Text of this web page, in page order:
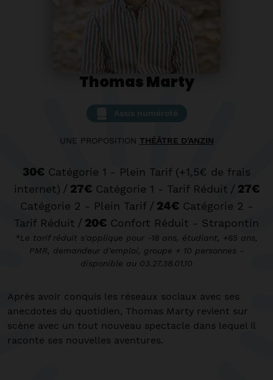
Thomas Marty
Assis numéroté
UNE PROPOSITION THÉÂTRE D'ANZIN
30€ Catégorie 1 - Plein Tarif (+1,5€ de frais
internet) / 27€Catégorie 1 - Tarif Réduit / 27€
Catégorie 2 - Plein Tarif / 24€ Catégorie 2 -
Tarif Réduit / 20€ Confort Réduit - Strapontin
*Le tarif réduit s'applique pour -18 ans, étudiant, +65 ans,
PMR, demandeur d'emploi, groupe + 10 personnes -
disponible au 03.27.38.01.10
Après avoir conquis les réseaux sociaux avec ses
anecdotes du quotidien, Thomas Marty revient sur
scène avec un tout nouveau spectacle dans lequel il
raconte ses nouvelles aventures.